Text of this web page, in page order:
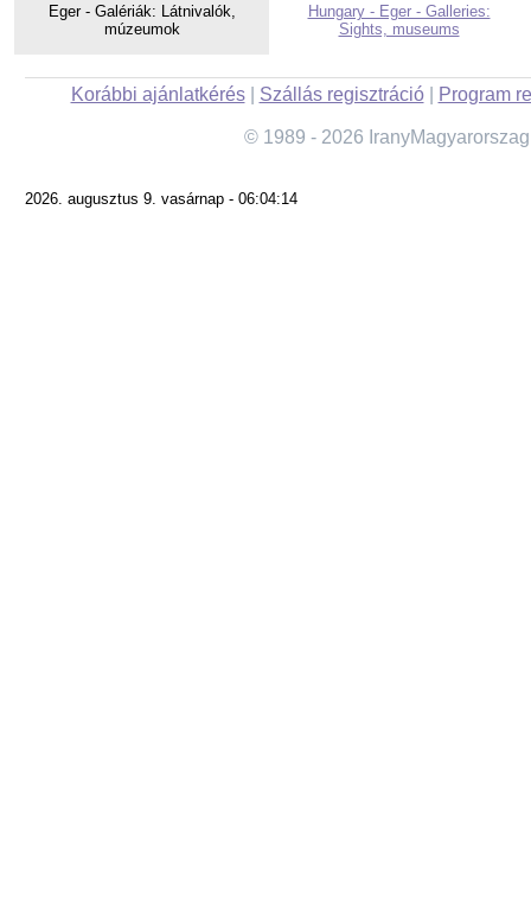
Eger - Galériák: Látnivalók,
múzeumok
Hungary - Eger - Galleries:
Sights, museums
Korábbi ajánlatkérés| Szállás regisztráció| Program
© 1989 - 2026
2026. augusztus 9. vasárnap - 06:04:14